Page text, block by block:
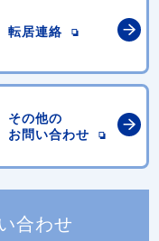
転居連絡
その他の
お問い合わせ
合わせ